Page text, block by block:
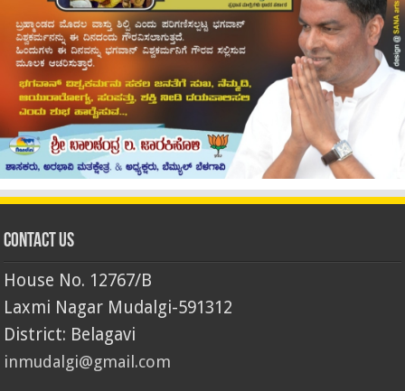
Contact Us
House No. 12767/B
Laxmi Nagar Mudalgi-591312
District: Belagavi
inmudalgi@gmail.com